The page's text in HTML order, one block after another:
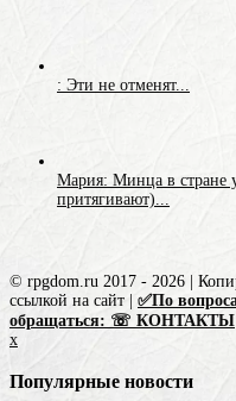
: Эти не отменят...
Мария: Минца в стране
притягивают)...
© rpgdom.ru 2017 - 2026 |
ссылкой на сайт | ✅По
обращаться: ☏ КОНТАКТЫ
x
Популярные новости